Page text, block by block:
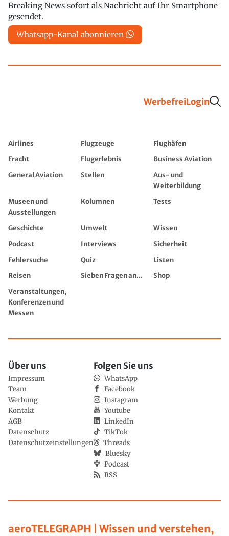
Breaking News sofort als Nachricht auf Ihr Smartphone
gesendet.
Whatsapp-Kanal abonnieren
WerbefreiLogin
Airlines Flugzeuge
Flughäfen
Fracht
Flugerlebnis
Business Aviation
General Aviation
Stellen
Aus- und
Weiterbildung
Museen und
Ausstellungen
Kolumnen Tests
Geschichte Umwelt
Wissen
Podcast
Interviews
Sicherheit
Fehlersuche
Quiz
Listen
Reisen
Sieben Fragen an...
Shop
Veranstaltungen,
Konferenzen und
Messen
aeroTELEGRAPH | Wissen und verstehen,
Über uns
Impressum
Team
Werbung
Kontakt
AGB
Datenschutz
Datenschutzeinstellungen
Folgen Sie uns
WhatsApp
Facebook
Instagram
Youtube
LinkedIn
TikTok
Threads
Bluesky
Podcast
RSS